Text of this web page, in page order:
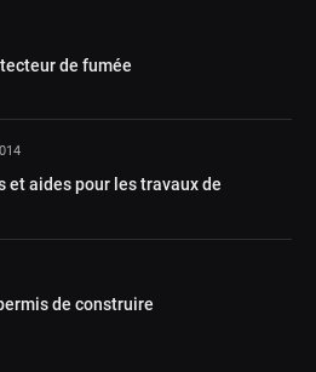
de fumée
et aides pour les travaux de
de construire